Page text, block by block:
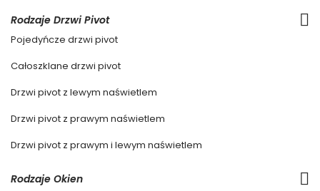
Rodzaje Drzwi Pivot
Pojedyńcze drzwi pivot
Całoszklane drzwi pivot
Drzwi pivot z lewym naświetlem
Drzwi pivot z prawym naświetlem
Drzwi pivot z prawym i lewym naświetlem
Rodzaje Okien